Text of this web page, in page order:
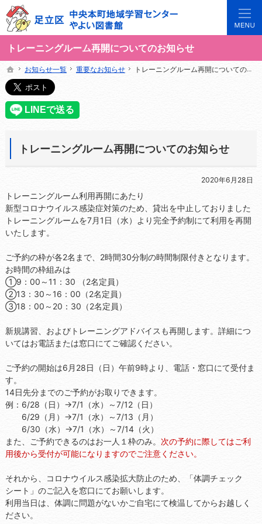
トレーニングルーム再開についてのお知らせ
3世代で楽しめる地域のひろば。当サイトでは地域の講座や施設をご案内しています。
足立区中央本町地域学習センターや図書館の総合案内サイト
ホーム
お知らせ一覧 重要なお知らせ トレーニングルーム再開についてのお知らせ
トレーニングルーム再開についてのお知らせ
2020年6月28日
トレーニングルーム利用再開にあたり
新型コロナウイルス感染症対策のため、貸出を中止しておりました
トレーニングルームを7月1日（水）より完全予約制にて利用を再開
いたします。
ご予約の枠が各2名まで、2時間30分制の時間制限付きとなります。
お時間の枠組みは
①9：00～11：30 （2名定員）
②13：30～16：00（2名定員）
③18：00～20：30（2名定員）
新規講習、およびトレーニングアドバイスも再開します。詳細につ
いてはお電話または窓口にてご確認ください。
ご予約の開始は6月28日（日）午前9時より、電話・窓口にて受付ま
す。
14日先分までのご予約がお取りできます。
例：6/28（日）→7/1（水）～7/12（日）
6/29（月）→7/1（水）～7/13（月）
6/30（水）→7/1（水）～7/14（火）
また、ご予約できるのはお一人１枠のみ。 次の予約に際してはご利
用後から受付が可能になりますのでご注意ください。
それから、コロナウイルス感染拡大防止のため、「体調チェック
シート」のご記入を窓口にてお願いします。
利用当日は、体調に問題がないかご自宅にて検温してからお越しく
ださい。
ホーム
お知らせ一覧 重要なお知らせ トレーニングルーム再開についてのお知らせ